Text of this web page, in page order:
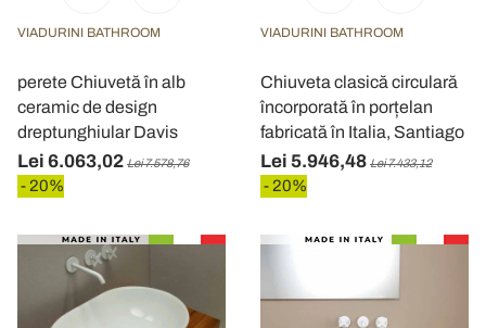
VIADURINI BATHROOM
perete Chiuvetă în alb
ceramic de design
dreptunghiular Davis
Lei 6.063,02 Lei 7.578,76
- 20%
VIADURINI BATHROOM
Chiuveta clasică circulară
încorporată în porțelan
fabricată în Italia, Santiago
Lei 5.946,48 Lei 7.433,12
- 20%